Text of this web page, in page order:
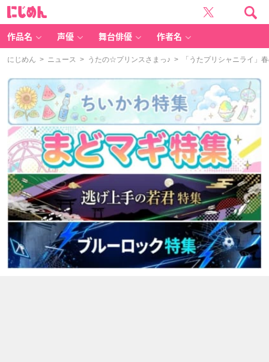
作品名 声優 舞台俳優 作者名
にじめん > ニュース > うたの☆プリンスさまっ♪ > 「うたプリシャニライ」